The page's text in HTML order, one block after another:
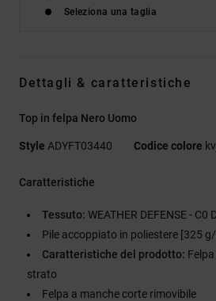
Seleziona una taglia
Dettagli & caratteristiche
Top in felpa Nero Uomo
Style ADYFT03440 Codice colore
Caratteristiche
Tessuto: WEATHER DEFENSE - C0
Pile accoppiato in poliestere [325
Caratteristiche del prodotto:
strato
Felpa a manche corte rimovibile